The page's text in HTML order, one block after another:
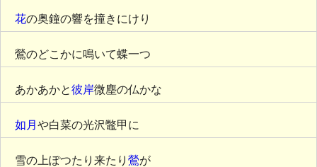
花の奥鐘の響を撞きにけり
鶯のどこかに鳴いて蝶一つ
あかあかと彼岸微塵の仏かな
如月 や白菜の光沢鼈甲に
雪の上ぽつたり来たり 鶯が